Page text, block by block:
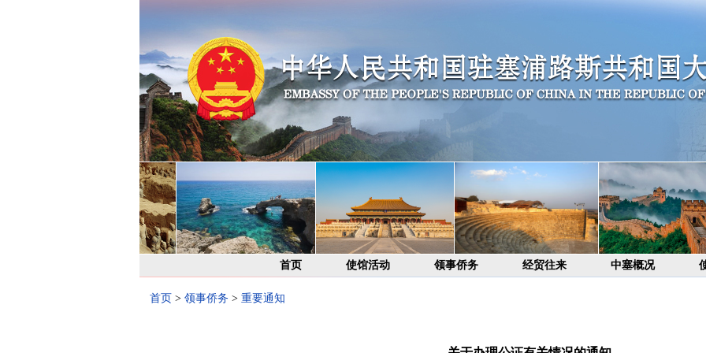
首页 使馆活动 领事侨务 经贸往来 中塞概况
首页 > 领事侨务 > 重要通知